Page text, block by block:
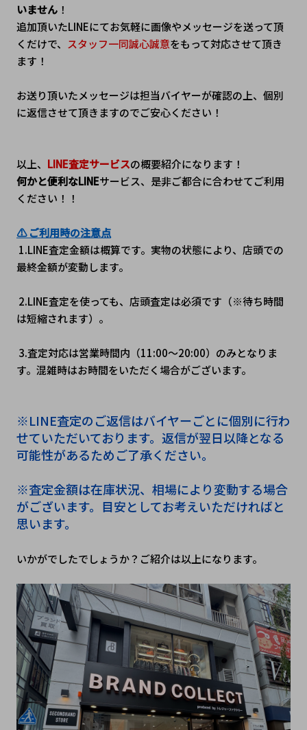
いません！
追加頂いたLINEにてお気軽に画像やメッセージを送って頂
くだけで、
スタッフ一同誠心誠意をもって対応させて頂き
ます！
お送り頂いたメッセージは担当バイヤーが確認の上、個別
に返信させて頂きますのでご安心ください！
以上、 LINE査定サービスの概要紹介になります！
何かと便利なLINEサービス、是非ご都合に合わせてご利用
ください！！
⚠ ご利用時の注意点
最終金額が変動します。
は短縮されます）。
す。混雑時はお時間をいただく場合がございます。
※LINE査定のご返信はバイヤーごとに個別に行わ
せていただいております。返信が翌日以降となる
可能性があるためご了承ください。
※査定金額は在庫状況、相場により変動する場合
がございます。目安としてお考えいただければと
思います。
いかがでしたでしょうか？ご紹介は以上になります。